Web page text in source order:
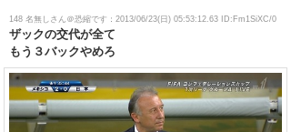
148 名無しさん＠恐縮です：2013/06/23(日) 05:53:12.63 ID:Fm1SiXC/0
ザックの交代が全て
もう３バックやめろ